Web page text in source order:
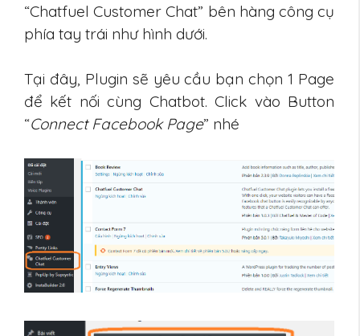
“Chatfuel Customer Chat” bên hàng công cụ
phía tay trái như hình dưới.
Tại đây, Plugin sẽ yêu cầu bạn chọn 1 Page
để kết nối cùng Chatbot. Click vào Button
“Connect Facebook Page” nhé